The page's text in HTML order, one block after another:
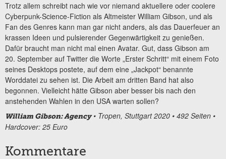
Trotz allem schreibt nach wie vor niemand aktuellere oder coolere
Cyberpunk-Science-Fiction als Altmeister William Gibson, und als
Fan des Genres kann man gar nicht anders, als das Dauerfeuer an
krassen Ideen und pulsierender Gegenwärtigkeit zu genießen.
Dafür braucht man nicht mal einen Avatar. Gut, dass Gibson am
20. September auf Twitter die Worte „Erster Schritt“ mit einem Foto
seines Desktops postete, auf dem eine „Jackpot“ benannte
Worddatei zu sehen ist. Die Arbeit am dritten Band hat also
begonnen. Vielleicht hätte Gibson aber besser bis nach den
anstehenden Wahlen in den USA warten sollen?
William Gibson: Agency • Tropen, Stuttgart 2020 • 492 Seiten •
Hardcover: 25 Euro
Kommentare